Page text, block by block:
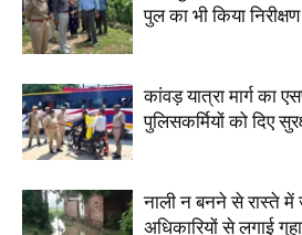
पुल का भी किया निरीक्षण
कांवड़ यात्रा मार्ग का
पुलिसकर्मियों को दिए
नाली न बनने से रास्ते में
अधिकारियों से लगाई